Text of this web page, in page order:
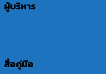
ผู้บริหาร
สื่อคู่มือ